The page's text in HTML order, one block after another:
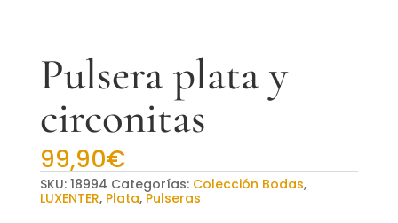
Pulsera plata y
circonitas
99,90€
SKU: 18994 Categorías: Colección Bodas,
LUXENTER, Plata, Pulseras